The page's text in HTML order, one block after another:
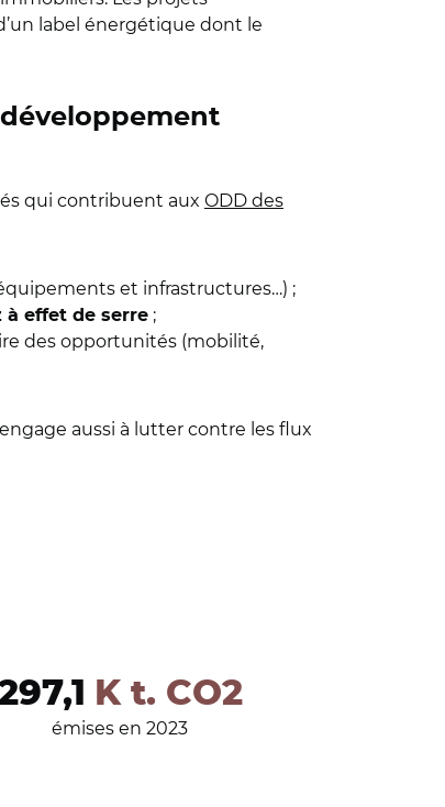
label énergétique dont le
qui contribuent aux ODD des
et infrastructures…) ;
à effet de serre ;
des opportunités (mobilité,
aussi à lutter contre les flux
K t. CO2
émises en 2023